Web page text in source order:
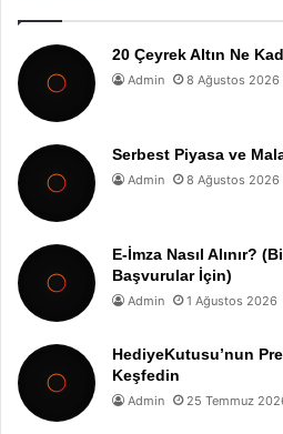
20 Çeyrek Altın Ne
Admin 8 Ağustos 2026
Serbest Piyasa ve
Admin 8 Ağustos 2026
E-İmza Nasıl Alınır?
Başvurular İçin)
Admin 1 Ağustos 2026
HediyeKutusu’nun
Keşfedin
Admin 25 Temmuz